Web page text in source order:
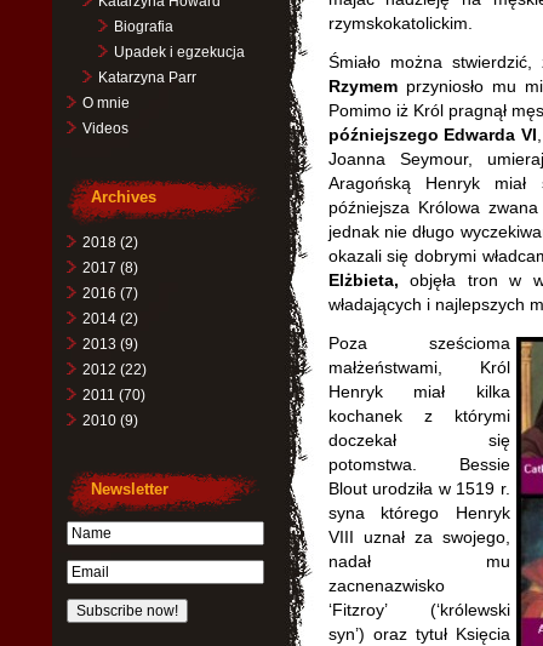
rzymskokatolickim.
Śmiało można
Rzymemprzyniosło mu
Pomimo iż Król pragnął
późniejszego Edwarda VI
Joanna Seymour,
Aragońską Henryk
późniejsza Królowa zwana
jednak nie długo
okazali się dobrymi
Elżbieta, objęła tron w
władających i najlepszych
Poza sześcioma
małżeństwami, Król
Henryk miał kilka
kochanek z którymi
doczekał się
potomstwa. Bessie
Blout urodziła w 1519 r.
syna którego Henryk
VIII uznał za swojego,
nadał mu
zacnenazwisko
‘Fitzroy’ (‘królewski
syn’) oraz tytuł Księcia
Biografia
Upadek i egzekucja
Katarzyna Parr
O mnie
Videos
Archives
2018 (2)
2017 (8)
2016 (7)
2014 (2)
2013 (9)
2012 (22)
2011 (70)
2010 (9)
Newsletter